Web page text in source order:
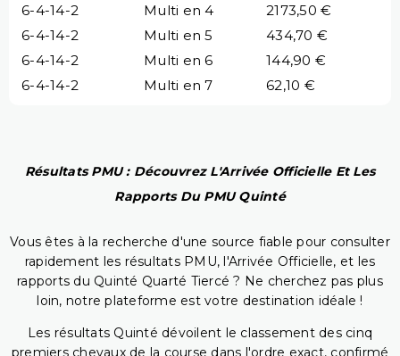
6-4-14-2
Multi en 4
2173,50 €
6-4-14-2
Multi en 5
434,70 €
6-4-14-2
Multi en 6
144,90 €
6-4-14-2
Multi en 7 62,10 €
Résultats PMU : Découvrez L'Arrivée Officielle Et Les
Rapports Du PMU Quinté
Vous êtes à la recherche d'une source fiable pour consulter
rapidement les résultats PMU, l'Arrivée Officielle, et les
rapports du Quinté Quarté Tiercé ? Ne cherchez pas plus
loin, notre plateforme est votre destination idéale !
Les résultats Quinté dévoilent le classement des cinq